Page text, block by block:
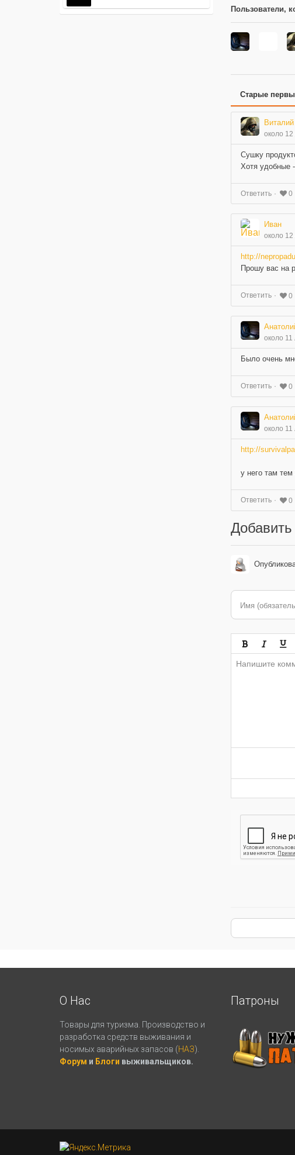
Пользователи,
Старые
около 12
Сушку
Хотя удобные
Ответить 0
Иван
около 12
http://
Прошу вас на
Ответить 0
около 11
Было очень
Ответить 0
около 11
http://
у него там тем
Ответить 0
Имя
О Нас
Товары для туризма. Производство и
разработка средств выживания и
носимых аварийных запасов (НАЗ).
Форум и Блоги выживальщиков.
Патроны